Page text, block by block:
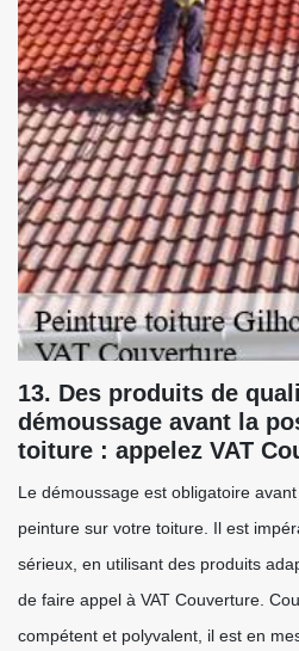
13. Des produits de
démoussage avant la
toiture : appelez VAT
Le démoussage est obligatoire
peinture sur votre toiture. Il est
sérieux, en utilisant des produits
de faire appel à VAT Couverture.
compétent et polyvalent, il est en